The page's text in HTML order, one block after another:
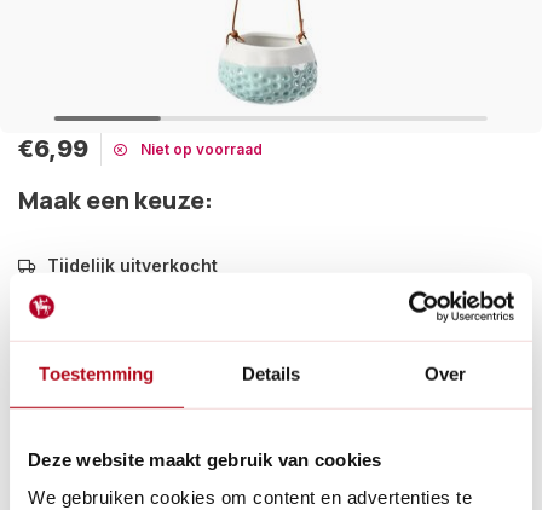
Toestemming Details Over
Deze website maakt gebruik van cookies
We gebruiken cookies om content en advertenties te
€6,99 Niet op voorraad
Maak een keuze:
Tijdelijk uitverkocht
Het Burgon & Ball hangpotje Baby Dotty gemaakt van een
geglazuurde stenen pot in de kleur blauw met wit en leren
Lees meer
Gratis verzendenvanaf € 60 in België en Nederland.*
14dagen bedenktijd